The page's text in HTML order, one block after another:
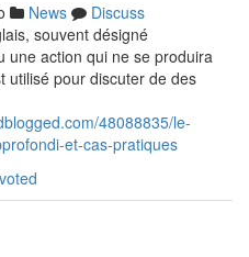
News
Discuss
souvent désigné
une action qui ne se produira
utilisé pour discuter de des
48088835/le-
et-cas-pratiques